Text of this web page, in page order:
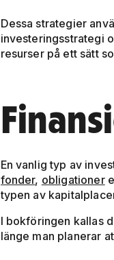
Dessa strategier
investeringsstrategi
resurser på ett sätt
En vanlig typ av
fonder, obligationer
typen av
I bokföringen kallas
länge man planerar